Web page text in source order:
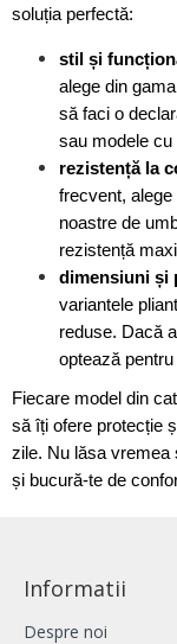
soluția perfectă:
stil și
alege din
să faci o
sau modele cu
rezistență la
frecvent,
noastre de
rezistență
dimensiuni și
variantele
reduse. Dacă
optează
Fiecare model din
să îți ofere protecție
zile. Nu lăsa vremea
și bucură-te de
Informatii
Despre noi